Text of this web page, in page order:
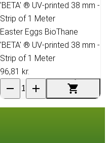
Easter Eggs BioThane
'BETA' ® UV-printed 38 mm -
Strip of 1 Meter
96,81 kr.